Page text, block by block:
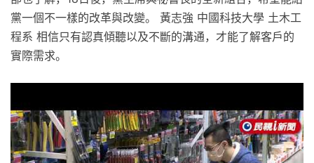
黨一個不一樣的改革與改變。 黃志強 中國科技大學 土木工
程系 相信只有認真傾聽以及不斷的溝通，才能了解客戶的
實際需求。